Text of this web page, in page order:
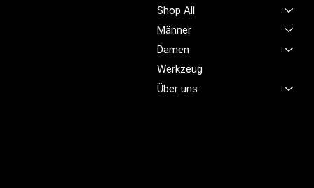
Shop All
Männer
Damen
Werkzeug
Über uns